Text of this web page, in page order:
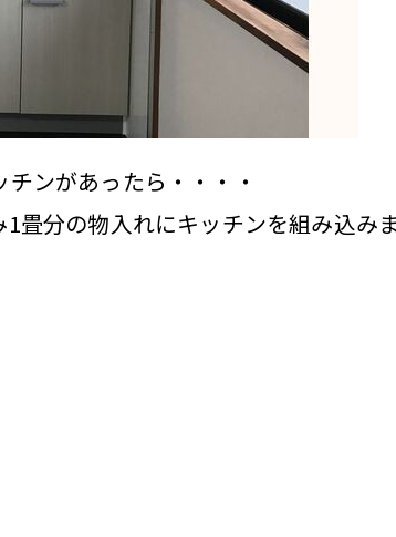
ンがあったら・・・・
畳分の物入れにキッチンを組み込み